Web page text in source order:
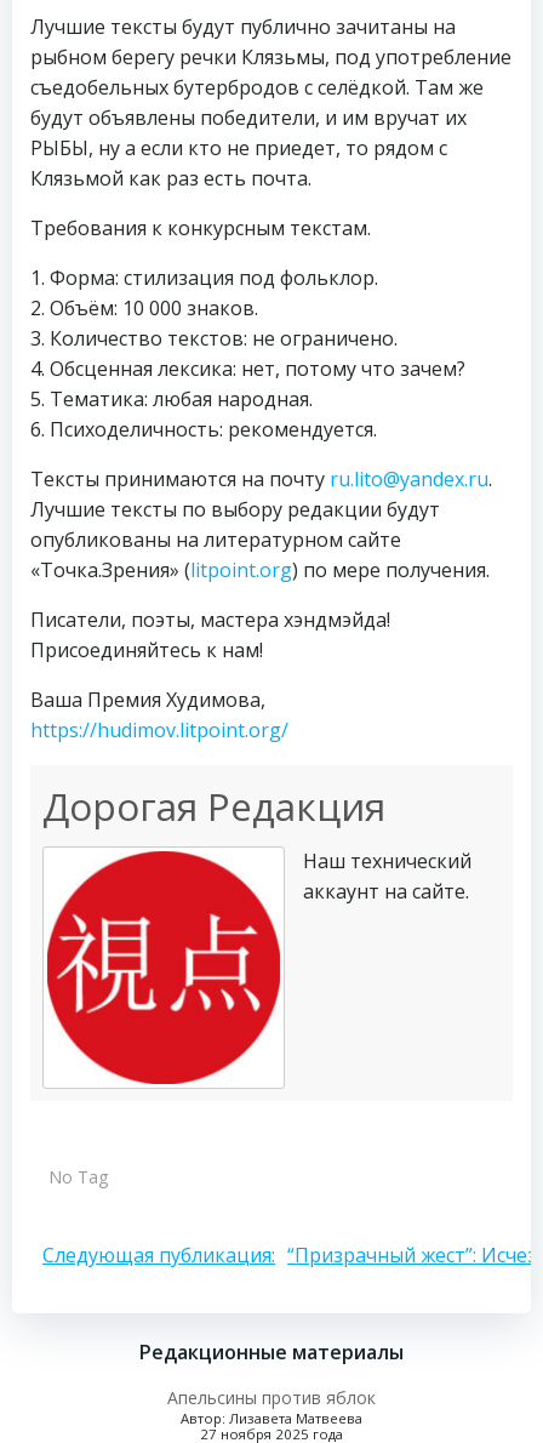
Лучшие тексты будут публично зачитаны на
рыбном берегу речки Клязьмы, под употребление
съедобельных бутербродов с селёдкой. Там же
будут объявлены победители, и им вручат их
РЫБЫ, ну а если кто не приедет, то рядом с
Клязьмой как раз есть почта.
Требования к конкурсным текстам.
1. Форма: стилизация под фольклор.
2. Объём: 10 000 знаков.
3. Количество текстов: не ограничено.
4. Обсценная лексика: нет, потому что зачем?
5. Тематика: любая народная.
6. Психоделичность: рекомендуется.
Тексты принимаются на почту ru.lito@yandex.ru.
Лучшие тексты по выбору редакции будут
опубликованы на литературном сайте
«Точка.Зрения» (litpoint.org) по мере получения.
Писатели, поэты, мастера хэндмэйда!
Присоединяйтесь к нам!
Ваша Премия Худимова,
https://hudimov.litpoint.org/
Дорогая Редакция
Наш технический
аккаунт на сайте.
No Tag
Навигация
по
записям
Следующая публикация: “Призрачный жест”:
Редакционные материалы
Апельсины против яблок
Автор: Лизавета Матвеева
27 ноября 2025 года